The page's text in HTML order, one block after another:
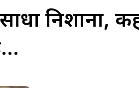
निशाना,